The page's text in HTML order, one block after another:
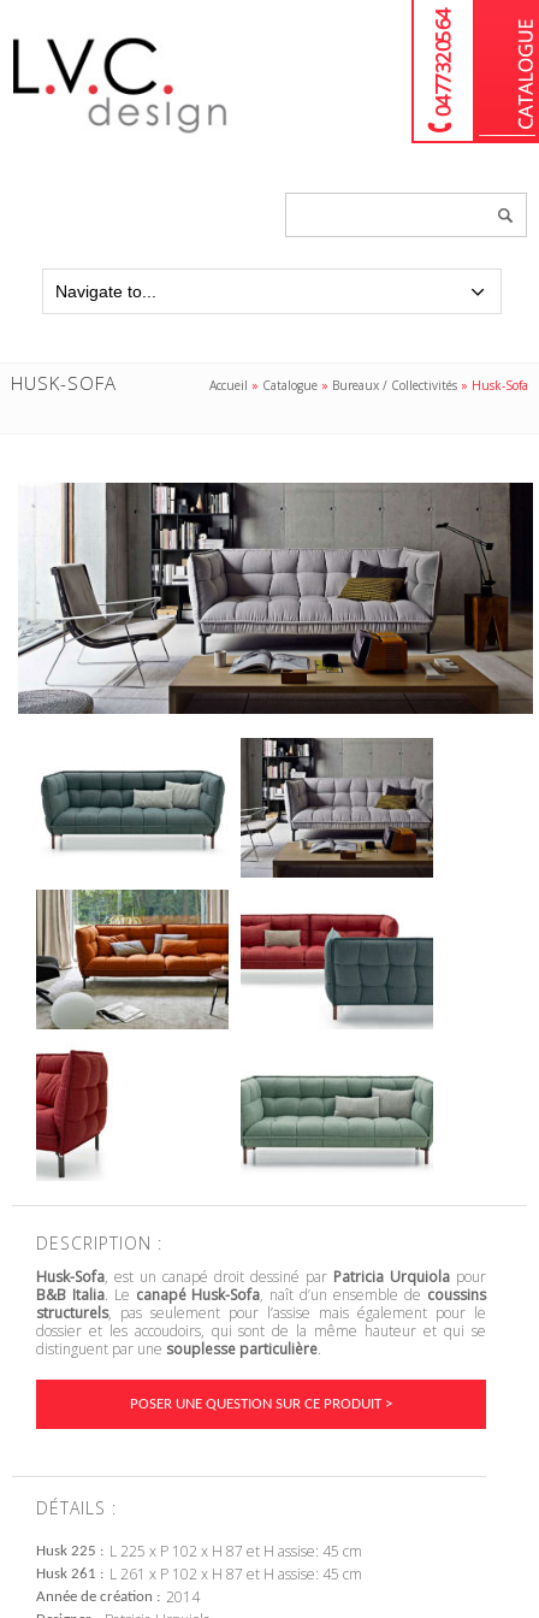
04 77 32 05 64
HUSK-SOFA Accueil » Catalogue » Bureaux / Collectivités » Husk-Sofa
DESCRIPTION :
Husk-Sofa, est un canapé droit dessiné par Patricia Urquiolapour
B&B Italia. Le canapé Husk-Sofa, naît d’un ensemble de coussins
structurels, pas seulement pour l’assise mais également pour le
dossier et les accoudoirs, qui sont de la même hauteur et qui se
distinguent par une souplesse particulière.‎
POSER UNE QUESTION SUR CE PRODUIT >
DÉTAILS :
Husk 225 L 225 x P 102 x H 87 et H assise: 45 cm
Husk 261 L 261 x P 102 x H 87 et H assise: 45 cm
Année de création 2014